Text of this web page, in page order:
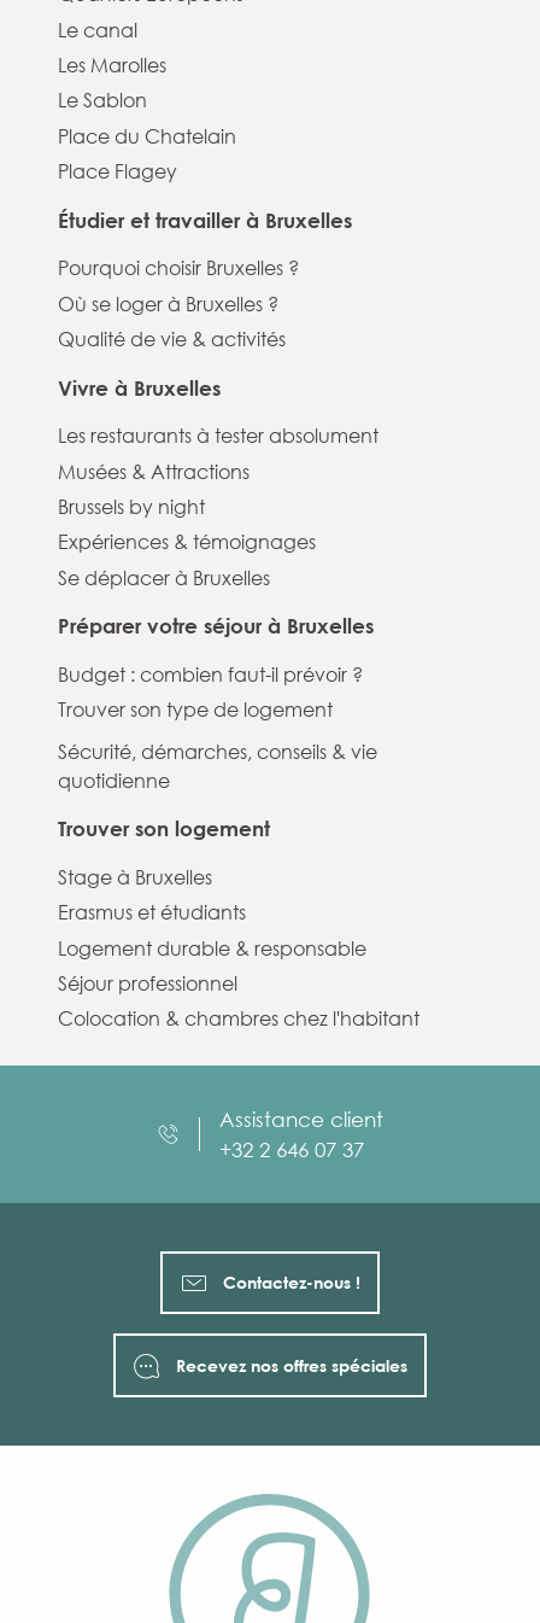
Le canal
Les Marolles
Le Sablon
Place du Chatelain
Place Flagey
Étudier et travailler à Bruxelles
Pourquoi choisir Bruxelles ?
Où se loger à Bruxelles ?
Qualité de vie & activités
Vivre à Bruxelles
Les restaurants à tester absolument
Musées & Attractions
Brussels by night
Expériences & témoignages
Se déplacer à Bruxelles
Préparer votre séjour à Bruxelles
Budget : combien faut-il prévoir ?
Trouver son type de logement
Sécurité, démarches, conseils & vie
quotidienne
Trouver son logement
Stage à Bruxelles
Erasmus et étudiants
Logement durable & responsable
Séjour professionnel
Colocation & chambres chez l'habitant
Assistance client
+32 2 646 07 37
Contactez-nous !
Recevez nos offres spéciales